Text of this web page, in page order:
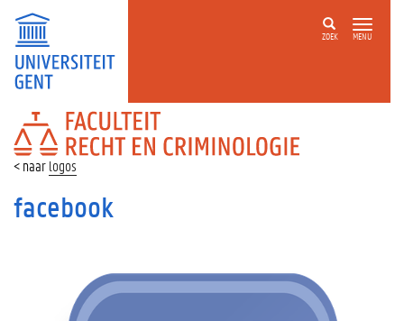
ZOEK MENU
FACULTEIT
RECHT
EN
CRIMINOLOGIE
logos
facebook